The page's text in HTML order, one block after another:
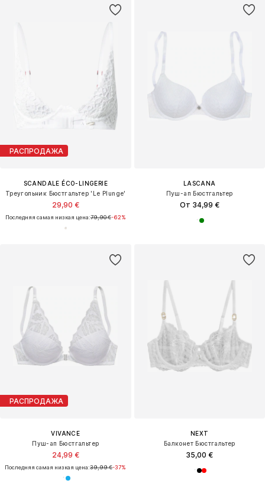
РАСПРОДАЖА
SCANDALE ÉCO-LINGERIE
Треугольник Бюстгальтер 'Le Plunge'
29,90 €
Последняя самая низкая цена:79,90 €-62%
LASCANA
Пуш-ап Бюстгальтер
От 34,99 €
РАСПРОДАЖА
VIVANCE
Пуш-ап Бюстгальтер
24,99 €
Последняя самая низкая цена:39,99 €-37%
NEXT
Балконет Бюстгальтер
35,00 €